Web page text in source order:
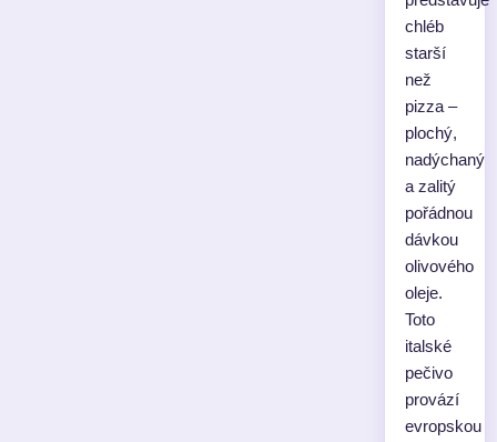
chléb
starší
než
pizza –
plochý,
nadýchaný
a zalitý
pořádnou
dávkou
olivového
oleje.
Toto
italské
pečivo
provází
evropskou